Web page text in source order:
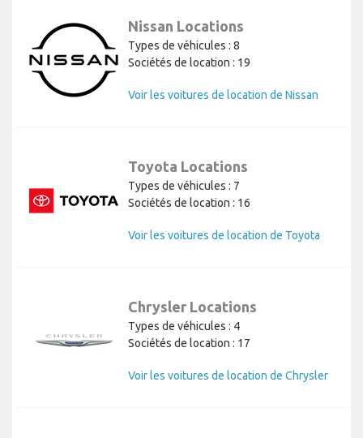
Nissan Locations
Types de véhicules : 8
Sociétés de location : 19
Voir les voitures de location de Nissan
Toyota Locations
Types de véhicules : 7
Sociétés de location : 16
Voir les voitures de location de Toyota
Chrysler Locations
Types de véhicules : 4
Sociétés de location : 17
Voir les voitures de location de Chrysler